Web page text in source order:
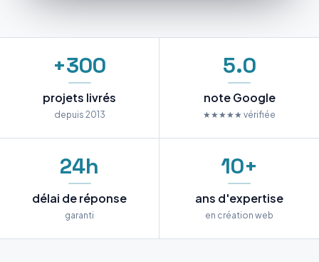
+300
projets livrés
depuis 2013
5.0
note Google
★★★★★ vérifiée
24h
délai de réponse
garanti
10+
ans d'expertise
en création web